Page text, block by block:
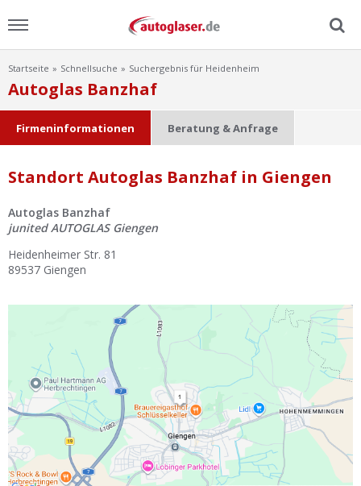
Menu
Home
Ist Ihre Werkstatt schon dabei?
Kostenlos eintragen
Werkstatt Login
Startseite Schnellsuche Suchergebnis für Heidenheim
Autoglas Banzhaf
Firmeninformationen Beratung & Anfrage
Standort Autoglas Banzhaf in Giengen
Autoglas Banzhaf
junited AUTOGLAS Giengen
Heidenheimer Str. 81
89537 Giengen